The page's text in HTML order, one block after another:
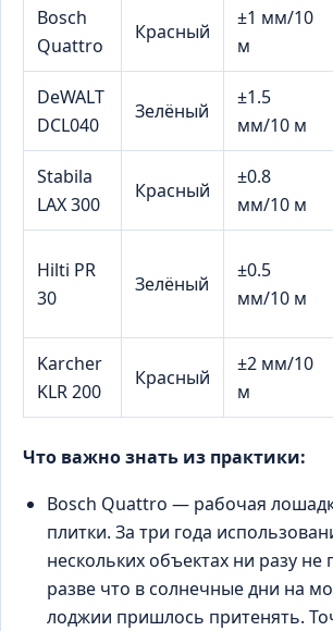
Bosch
Quattro
Красный
±1 мм/10
м
DeWALT
DCL040
Зелёный
±1.5
мм/10 м
Stabila
LAX 300
Красный
±0.8
мм/10 м
Hilti PR
30
Зелёный
±0.5
мм/10 м
Karcher
KLR 200
Красный
±2 мм/10
м
Что важно знать из практики:
Bosch Quattro — рабочая
плитки. За три года
нескольких объектах ни разу не
разве что в солнечные дни на
лоджии пришлось притенять.